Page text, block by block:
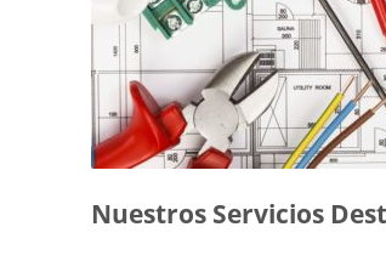
Nuestros Servicios